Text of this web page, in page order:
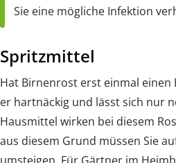
Sie eine mögliche Infektion
Spritzmittel
Hat Birnenrost erst einmal
er hartnäckig und lässt sich nur
Hausmittel wirken bei diesem
aus diesem Grund müssen Sie